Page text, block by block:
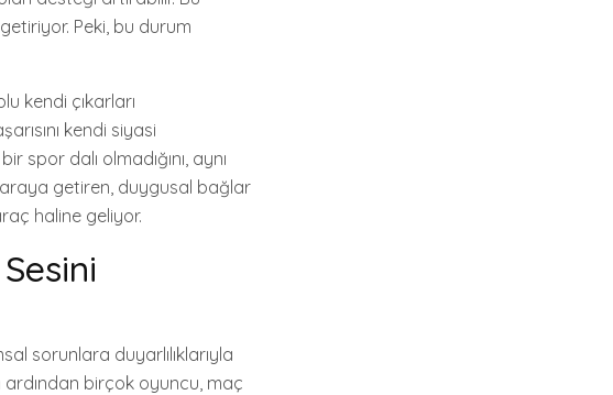
Peki, bu durum
kendi çıkarları
kendi siyasi
spor dalı olmadığını, aynı
getiren, duygusal bağlar
haline geliyor.
sorunlara duyarlılıklarıyla
ardından birçok oyuncu, maç